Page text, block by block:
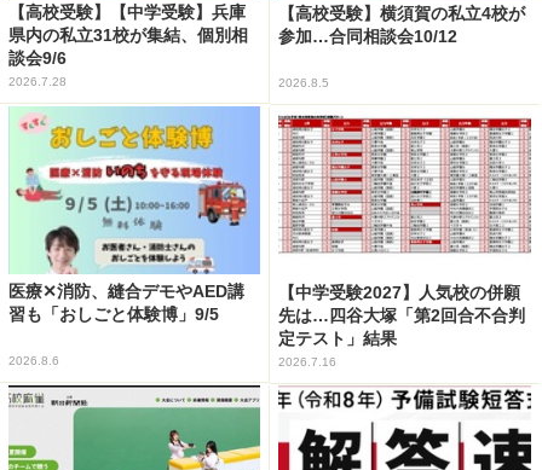
【高校受験】【中学受験】兵庫
県内の私立31校が集結、個別相
談会9/6
2026.7.28
【高校受験】横須賀の私立4校が
参加…合同相談会10/12
2026.8.5
医療✕消防、縫合デモやAED講
習も「おしごと体験博」9/5
2026.8.6
【中学受験2027】人気校の併願
先は…四谷大塚「第2回合不合判
定テスト」結果
2026.7.16